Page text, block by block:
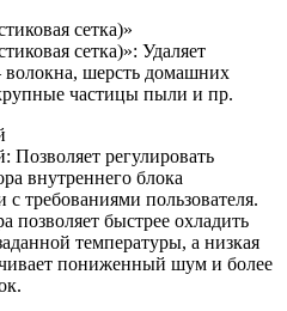
сетка)»
сетка)»: Удаляет
шерсть домашних
частицы пыли и пр.
Позволяет регулировать
внутреннего блока
требованиями пользователя.
позволяет быстрее охладить
температуры, а низкая
пониженный шум и более